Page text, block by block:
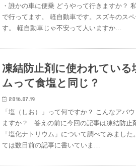
・誰かの車に便乗 どうやって行きますか？
で行ってます。 軽自動車です。スズキのス
す。 軽自動車じゃ不安って人いますか…
凍結防止剤に使われている
ムって食塩と同じ？
2016.07.19
「塩（しお）」って何ですか？ こんなアバ
ますか？ 答えの前に今回の記事は凍結防止
「塩化ナトリウム」について調べてみまし
ては数日前の記事に書いていま…